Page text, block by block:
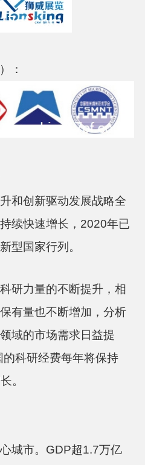
：
和创新驱动发展战略全
续快速增长，2020年已
型国家行列。
研力量的不断提升，相
有量也不断增加，分析
域的市场需求日益提
科研经费每年将保持
。
城市。GDP超1.7万亿